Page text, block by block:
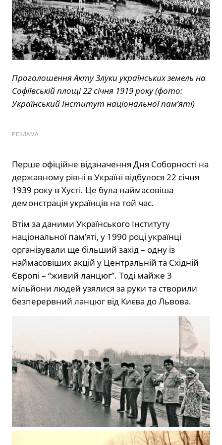
Проголошення Акту Злуки українських земель на
Софіївській площі 22 січня 1919 року (фото:
Український Інститут національної пам’яті)
РЕКЛАМА
Перше офіційне відзначення Дня Соборності на
державному рівні в Україні відбулося 22 січня
1939 року в Хусті. Це була наймасовіша
демонстрація українців на той час.
Втім за даними Українського Інституту
національної пам’яті, у 1990 році українці
організували ще більший захід – одну із
наймасовіших акцій у Центральній та Східній
Європі – “живий ланцюг”. Тоді майже 3
мільйони людей узялися за руки та створили
безперервний ланцюг від Києва до Львова.